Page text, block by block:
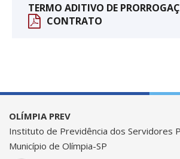
TERMO ADITIVO DE
CONTRATO
OLÍMPIA PREV
Instituto de Previdência dos Servidores
Município de Olímpia-SP